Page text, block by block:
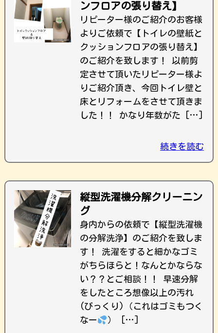
ンフロアの張り替え】
リピーター様のご紹介のお客様
よりご依頼で【トイレの壁紙と
クッションフロアの張り替え】
のご紹介を致します！ 以前剪
定させて頂いたリピーター様よ
りご紹介頂き、今回トイレ壁と
床とリフォームをさせて頂きま
した！！ かなり年数がた […]
続きを読む
縦型洗濯機分解クリーニン
グ
身内からの依頼で【縦型洗濯機
の分解洗浄】のご紹介を致しま
す！ 洗濯をすると細かなゴミ
がちらほらと！なんとかならな
い？？とご相談！！ 早速分解
をしたところ想像以上の汚れ
(びっくり)（これはゴミもつく
なー
） […]